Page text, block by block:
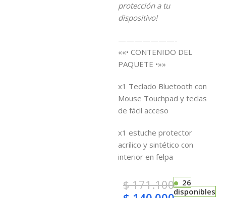
protección a tu
dispositivo!
———————-
««• CONTENIDO DEL
PAQUETE •»»
x1 Teclado Bluetooth con
Mouse Touchpad y teclas
de fácil acceso
x1 estuche protector
acrílico y sintético con
interior en felpa
$171.100
26
disponibles